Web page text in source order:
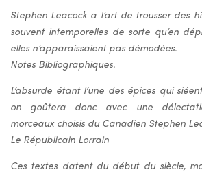
Stephen Leacock a l’art de trousser des
souvent intemporelles de sorte qu’en
elles n’apparaissaient pas démodées.
Notes Bibliographiques.
L’absurde étant l’une des épices qui
on goûtera donc avec une
morceaux choisis du Canadien Stephen
Le Républicain Lorrain
Ces textes datent du début du siècle,